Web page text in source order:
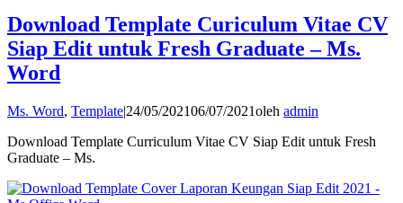
Download Template Curiculum Vitae CV
Siap Edit untuk Fresh Graduate – Ms.
Word
Ms. Word, Template|24/05/202106/07/2021oleh admin
Download Template Curriculum Vitae CV Siap Edit untuk Fresh
Graduate – Ms.